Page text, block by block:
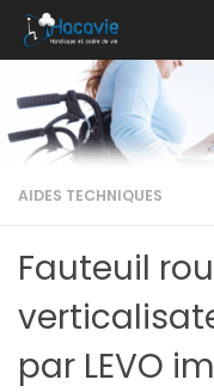
Au dessous du
AIDES TECHNIQUES
Fauteuil
par LEVO